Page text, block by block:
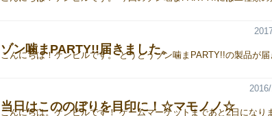
ゾン噛まPARTY!!届きました。
当日はこののぼりを目印に！☆マモノノ☆